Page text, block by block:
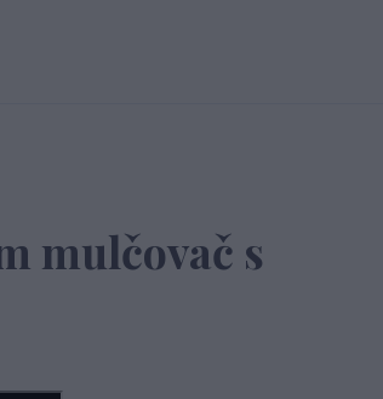
mulčovač s